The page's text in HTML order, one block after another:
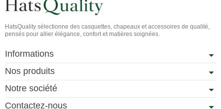
HatsQuality sélectionne des casquettes, chapeaux et accessoires de qualité,
pensés pour allier élégance, confort et matières soignées.
Informations
Nos produits
Notre société
Contactez-nous